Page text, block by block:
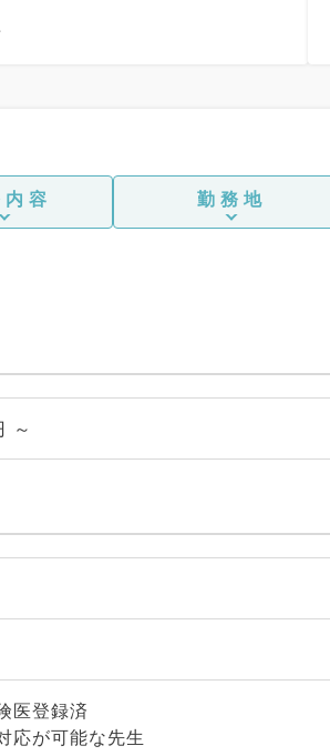
容 勤務地
～
医登録済
応が可能な先生